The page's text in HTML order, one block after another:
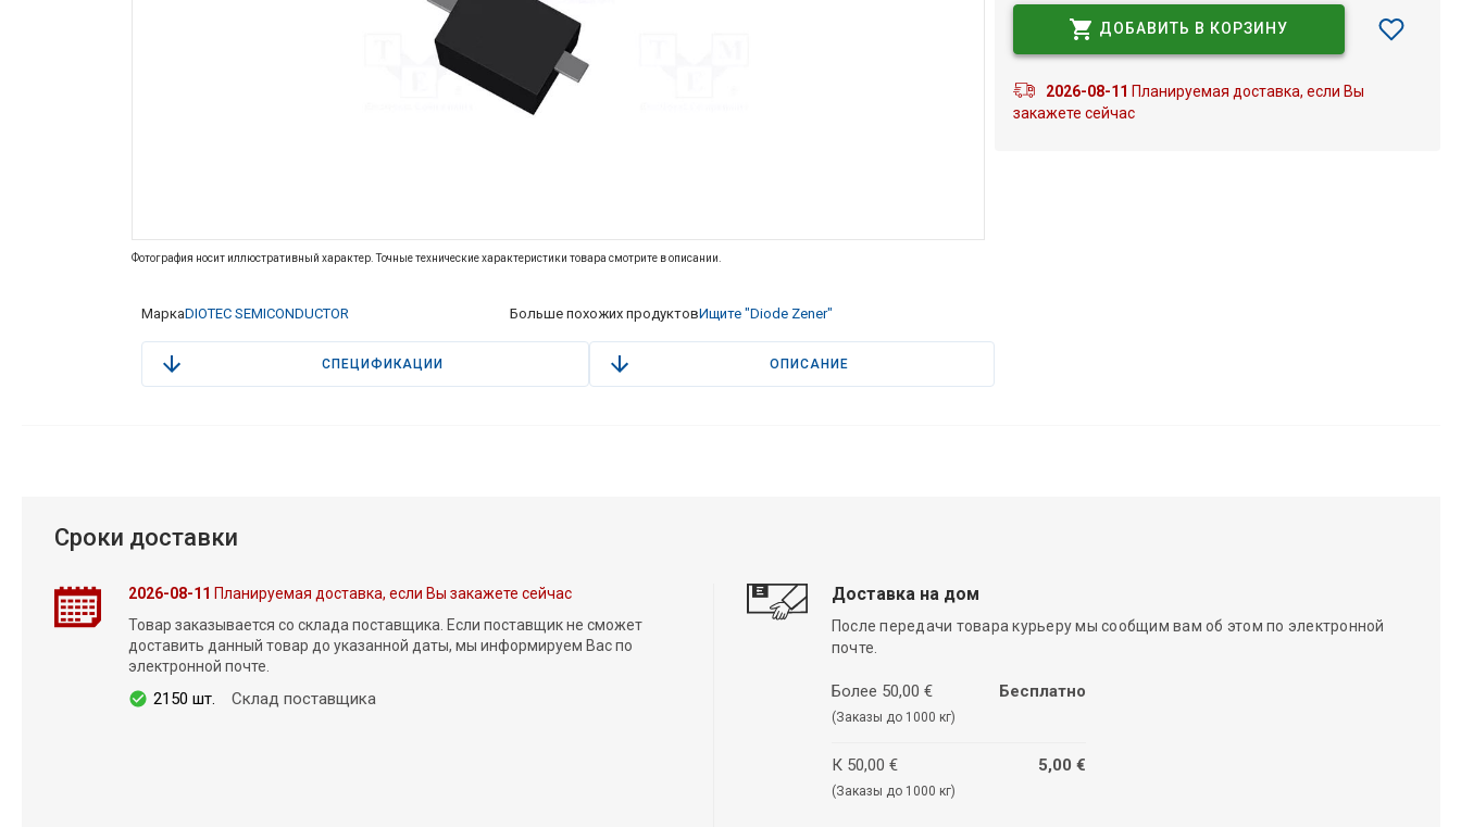
Фотография носит иллюстративный характер. Точные технические характеристики товара смотрите в описании.
МаркаDIOTEC SEMICONDUCTOR Больше похожих продуктовИщите "Diode Zener"
СПЕЦИФИКАЦИИ ОПИСАНИЕ
ДОБАВИТЬ В КОРЗИНУ
2026-08-11 Планируемая доставка, если Вы
закажете сейчас
Сроки доставки
2026-08-11 Планируемая доставка, если Вы закажете сейчас
Товар заказывается со склада поставщика. Если поставщик не сможет
доставить данный товар до указанной даты, мы информируем Вас по
электронной почте.
2150 шт. Склад поставщика
Доставка на дом
После передачи товара курьеру мы сообщим вам об этом по электронной
почте.
Более 50,00 €
(Заказы до 1000 кг)
Бесплатно
К 50,00 €
(Заказы до 1000 кг)
5,00 €